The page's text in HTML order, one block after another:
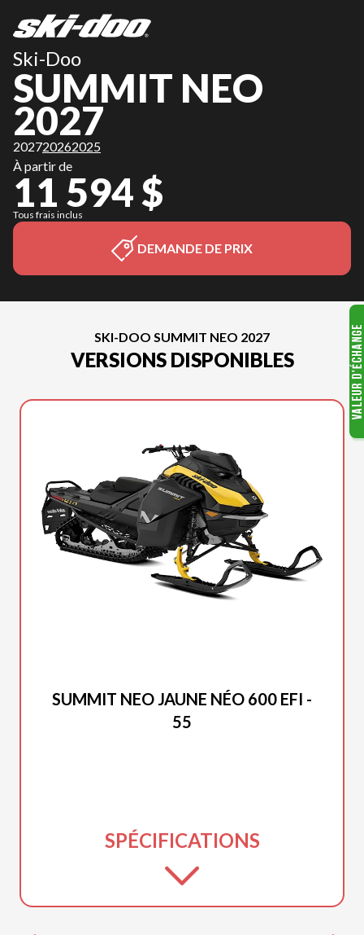
Ski-Doo
SUMMIT NEO
2027
202720262025
À partir de
11 594 $
Tous frais inclus
DEMANDE DE PRIX
SKI-DOO SUMMIT NEO 2027
VERSIONS DISPONIBLES
SUMMIT NEO JAUNE NÉO 600 EFI -
55
SPÉCIFICATIONS